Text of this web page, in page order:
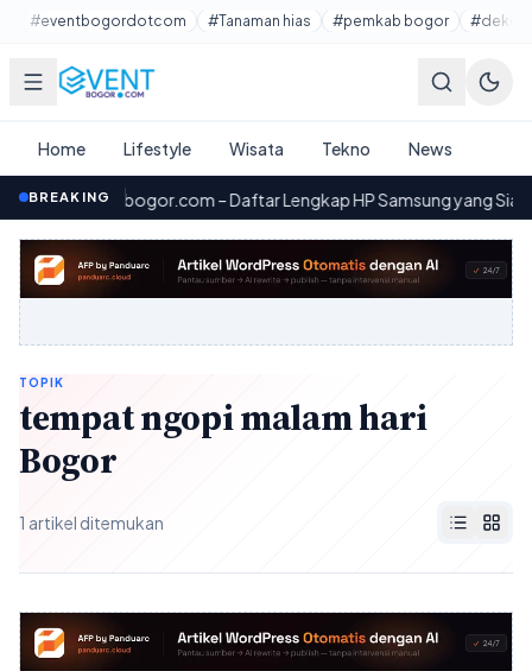
Lewati ke konten utama
#eventbogordotcom #Tanaman hias #pemkab bogor
Home Lifestyle Wisata Tekno News
BREAKING
00.50Eventbogor.com – Daftar Lengkap HP Samsung yang Siap
TOPIK
tempat ngopi malam hari
Bogor
1 artikel ditemukan